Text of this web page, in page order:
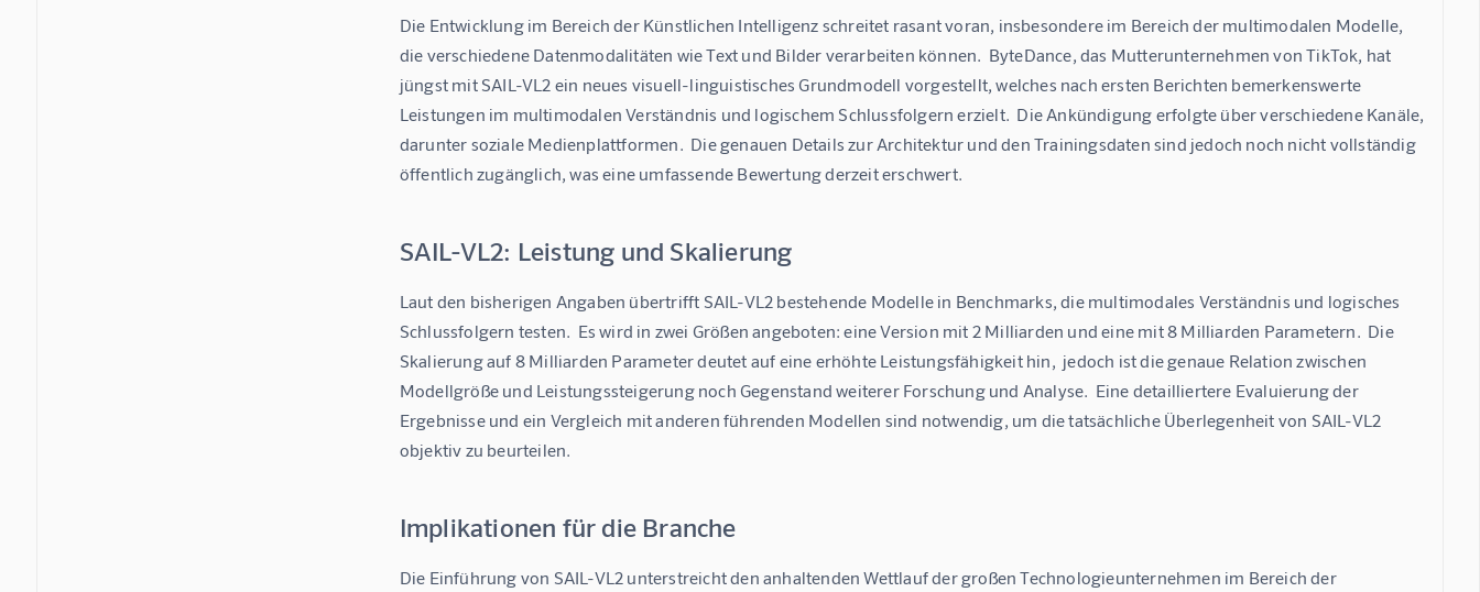
Die Entwicklung im Bereich der Künstlichen Intelligenz schreitet rasant voran, insbesondere im Bereich der multimodalen Modelle,
die verschiedene Datenmodalitäten wie Text und Bilder verarbeiten können.  ByteDance, das Mutterunternehmen von TikTok, hat
jüngst mit SAIL-VL2 ein neues visuell-linguistisches Grundmodell vorgestellt, welches nach ersten Berichten bemerkenswerte
Leistungen im multimodalen Verständnis und logischem Schlussfolgern erzielt.  Die Ankündigung erfolgte über verschiedene Kanäle,
darunter soziale Medienplattformen.  Die genauen Details zur Architektur und den Trainingsdaten sind jedoch noch nicht vollständig
öffentlich zugänglich, was eine umfassende Bewertung derzeit erschwert.
SAIL-VL2: Leistung und Skalierung
Laut den bisherigen Angaben übertrifft SAIL-VL2 bestehende Modelle in Benchmarks, die multimodales Verständnis und logisches
Schlussfolgern testen.  Es wird in zwei Größen angeboten: eine Version mit 2 Milliarden und eine mit 8 Milliarden Parametern.  Die
Skalierung auf 8 Milliarden Parameter deutet auf eine erhöhte Leistungsfähigkeit hin,  jedoch ist die genaue Relation zwischen
Modellgröße und Leistungssteigerung noch Gegenstand weiterer Forschung und Analyse.  Eine detailliertere Evaluierung der
Ergebnisse und ein Vergleich mit anderen führenden Modellen sind notwendig, um die tatsächliche Überlegenheit von SAIL-VL2
objektiv zu beurteilen.
Implikationen für die Branche
Die Einführung von SAIL-VL2 unterstreicht den anhaltenden Wettlauf der großen Technologieunternehmen im Bereich der